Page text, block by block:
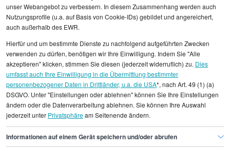
statistischen Erhebungen durch StepStone. Es sind
Durchschnittswerte und die Angaben können nicht
einzelnen Stellenangeboten zugeordnet werden.
Gehaltsinformationen IT
Programmierer/in C#
Programmierer/in C# Stuttgart
unser Webangebot zu verbessern. In diesem Zusammenhang werden auch
Nutzungsprofile (u.a. auf Basis von Cookie-IDs) gebildet und angereichert,
auch außerhalb des EWR.
Hierfür und um bestimmte Dienste zu nachfolgend aufgeführten Zwecken
verwenden zu dürfen, benötigen wir Ihre Einwilligung. Indem Sie "Alle
akzeptieren" klicken, stimmen Sie diesen (jederzeit widerruflich) zu. Dies
umfasst auch Ihre Einwilligung in die Übermittlung bestimmter
personenbezogener Daten in Drittländer, u.a. die USA*, nach Art. 49 (1) (a)
DSGVO. Unter "Einstellungen oder ablehnen" können Sie Ihre Einstellungen
ändern oder die Datenverarbeitung ablehnen. Sie können Ihre Auswahl
jederzeit unter Privatsphäream Seitenende ändern.
Informationen auf einem Gerät speichern und/oder abrufen